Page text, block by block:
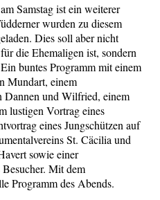
Samstag ist ein weiterer
wurden zu diesem
Dies soll aber nicht
die Ehemaligen ist, sondern
buntes Programm mit einem
Mundart, einem
Dannen und Wilfried, einem
lustigen Vortrag eines
eines Jungschützen auf
St. Cäcilia und
sowie einer
Mit dem
Programm des Abends.